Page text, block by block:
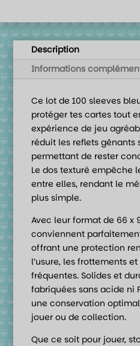
Description
Informations
Ce lot de 100 sleeves
protéger tes cartes tout
expérience de jeu
réduit les reflets gênants
permettant de rester
Le dos texturé empêche
entre elles, rendant le
plus simple.
Avec leur format de 66 x
conviennent
offrant une protection
l’usure, les frottements
fréquentes. Solides et
fabriquées sans acide ni
une conservation
jouer ou de collection.
Que ce soit pour jouer,